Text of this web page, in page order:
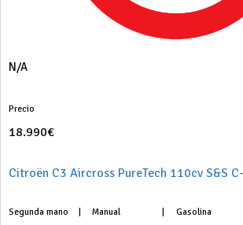
N/A
Precio
18.990€
Citroën C3 Aircross PureTech 110cv S&S
Segunda mano Manual Gasolina